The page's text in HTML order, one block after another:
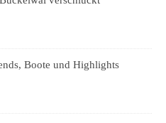
Boote und Highlights